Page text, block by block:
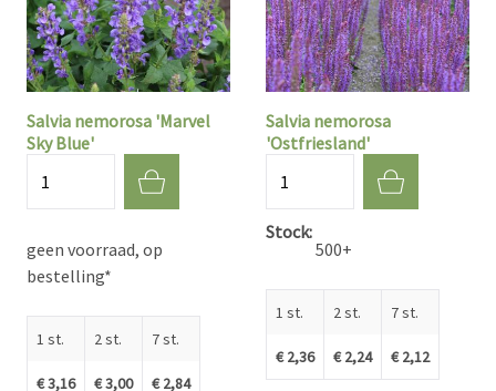
Salvia nemorosa 'Marvel
Sky Blue'
geen voorraad, op
bestelling*
1 st.
€ 3,16
2 st.
€ 3,00
7 st.
€ 2,84
Salvia nemorosa
'Ostfriesland'
Stock
500+
1 st.
€ 2,36
2 st.
€ 2,24
7 st.
€ 2,12